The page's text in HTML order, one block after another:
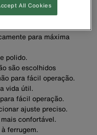
para máxima
polido.
são escolhidos
para fácil operação.
vida útil.
fácil operação.
ajuste preciso.
confortável.
ferrugem.
All Cookies